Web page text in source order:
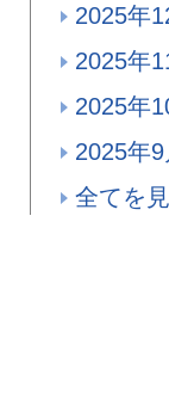
2025年
2025年
2025年
2025年9
全てを